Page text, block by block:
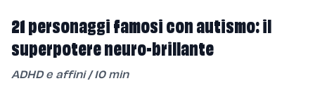
21 personaggi famosi con autismo: il
superpotere neuro-brillante
ADHD e affini/10 min